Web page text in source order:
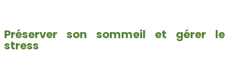
Préserver son sommeil et gérer le
stress